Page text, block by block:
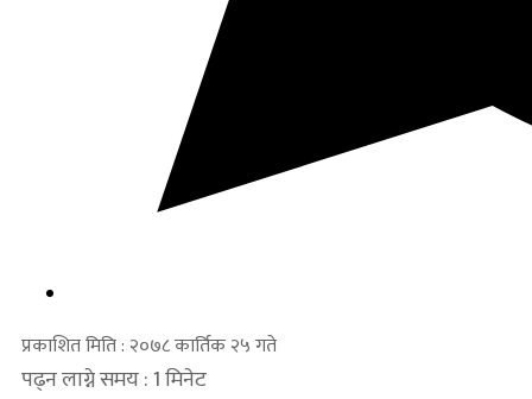
प्रकाशित मिति : २०७८ कार्तिक २५ गते
पढ्न लाग्ने समय : 1 मिनेट